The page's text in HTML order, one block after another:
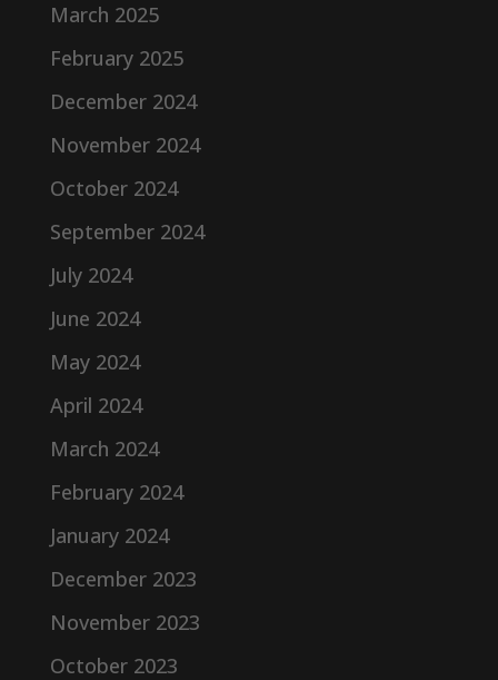
March 2025
February 2025
December 2024
November 2024
October 2024
September 2024
July 2024
June 2024
May 2024
April 2024
March 2024
February 2024
January 2024
December 2023
November 2023
October 2023